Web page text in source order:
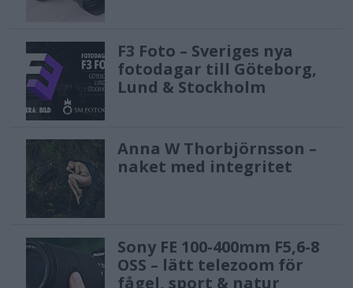
F3 Foto – Sveriges nya
fotodagar till Göteborg,
Lund & Stockholm
Anna W Thorbjörnsson –
naket med integritet
Sony FE 100-400mm F5,6-8
OSS – lätt telezoom för
fågel, sport & natur